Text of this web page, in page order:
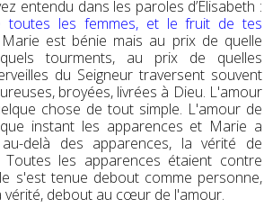
entendu dans les paroles d’Élisabeth :
toutes les femmes, et le fruit de tes
est bénie mais au prix de quelle
tourments, au prix de quelles
du Seigneur traversent souvent
broyées, livrées à Dieu. L'amour
chose de tout simple. L'amour de
instant les apparences et Marie a
delà des apparences, la vérité de
les apparences étaient contre
s'est tenue debout comme personne,
debout au cœur de l'amour.